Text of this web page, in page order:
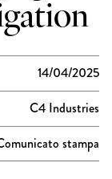
14/04/2025
C4 Industries
stampa